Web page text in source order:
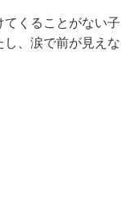
てくることがない子
、涙で前が見えな